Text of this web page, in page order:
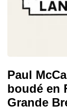
Paul
boudé en
Grande